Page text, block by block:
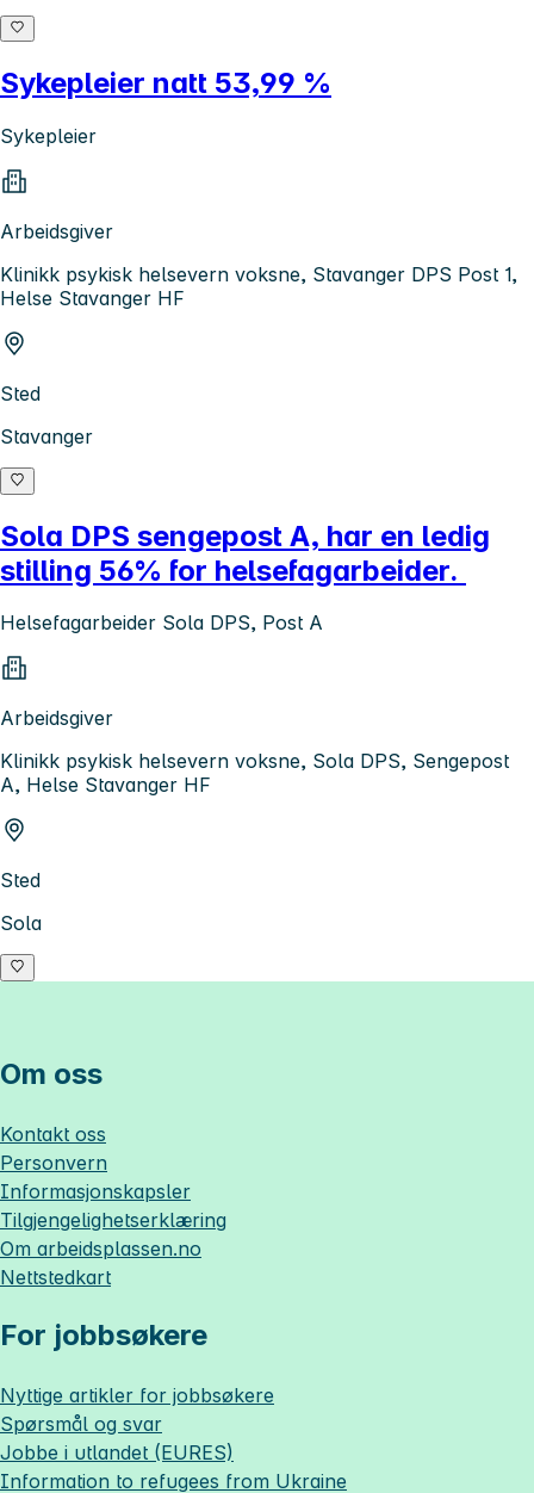
Sykepleier natt 53,99 %
Sykepleier
Arbeidsgiver
Klinikk psykisk helsevern voksne, Stavanger DPS Post 1,
Helse Stavanger HF
Sted
Stavanger
Sola DPS sengepost A, har en ledig
stilling 56% for helsefagarbeider.
Helsefagarbeider Sola DPS, Post A
Arbeidsgiver
Klinikk psykisk helsevern voksne, Sola DPS, Sengepost
A, Helse Stavanger HF
Sted
Sola
Om oss
Kontakt oss
Personvern
Informasjonskapsler
Tilgjengelighetserklæring
Om arbeidsplassen.no
Nettstedkart
For jobbsøkere
Nyttige artikler for jobbsøkere
Spørsmål og svar
Jobbe i utlandet (EURES)
Information to refugees from Ukraine